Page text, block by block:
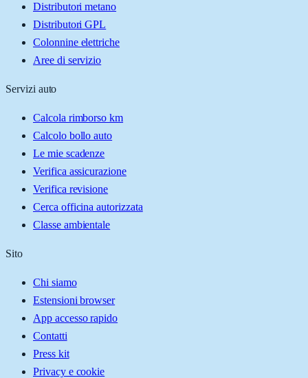
Distributori metano
Distributori GPL
Colonnine elettriche
Aree di servizio
Servizi auto
Calcola rimborso km
Calcolo bollo auto
Le mie scadenze
Verifica assicurazione
Verifica revisione
Cerca officina autorizzata
Classe ambientale
Sito
Chi siamo
Estensioni browser
App accesso rapido
Contatti
Press kit
Privacy e cookie